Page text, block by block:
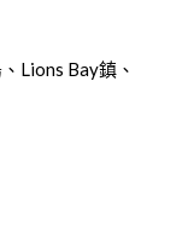
Lions Bay鎮、